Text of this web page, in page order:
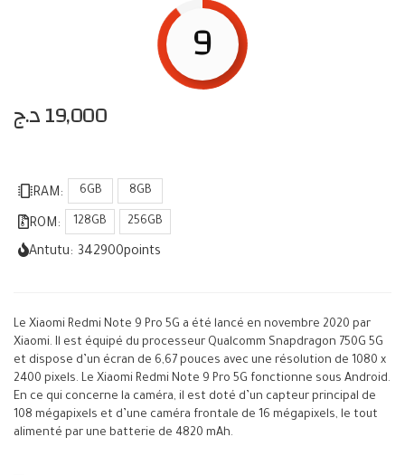
9
19,000د.ج
RAM: 6GB 8GB
ROM: 128GB 256GB
Antutu: 342900points
Le Xiaomi Redmi Note 9 Pro 5G a été lancé en novembre 2020 par
Xiaomi. Il est équipé du processeur Qualcomm Snapdragon 750G 5G
et dispose d’un écran de 6,67 pouces avec une résolution de 1080 x
2400 pixels. Le Xiaomi Redmi Note 9 Pro 5G fonctionne sous Android.
En ce qui concerne la caméra, il est doté d’un capteur principal de
108 mégapixels et d’une caméra frontale de 16 mégapixels, le tout
alimenté par une batterie de 4820 mAh.